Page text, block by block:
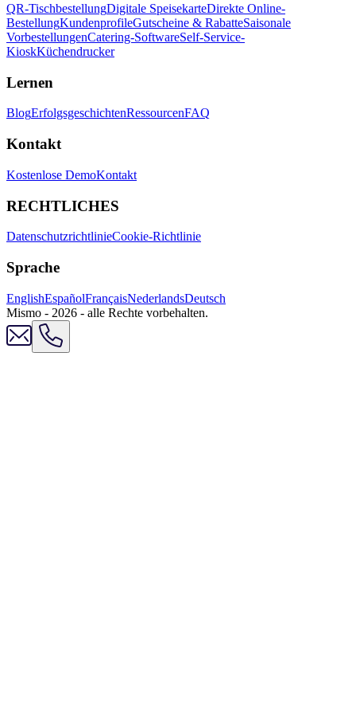
QR-TischbestellungDigitale SpeisekarteDirekte Online-
BestellungKundenprofileGutscheine & RabatteSaisonale
VorbestellungenCatering-SoftwareSelf-Service-
KioskKüchendrucker
Lernen
BlogErfolgsgeschichtenRessourcenFAQ
Kontakt
Kostenlose DemoKontakt
RECHTLICHES
DatenschutzrichtlinieCookie-Richtlinie
Sprache
EnglishEspañolFrançaisNederlandsDeutsch
Mismo - 2026 - alle Rechte vorbehalten.